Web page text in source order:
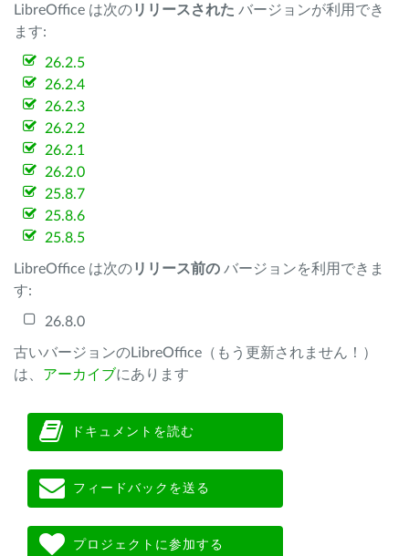
LibreOffice は次のリリースされた バージョンが利用でき
ます:
26.2.5
26.2.4
26.2.3
26.2.2
26.2.1
26.2.0
25.8.7
25.8.6
25.8.5
LibreOffice は次のリリース前の バージョンを利用できま
す:
26.8.0
古いバージョンのLibreOffice（もう更新されません！）
は、 アーカイブにあります
ドキュメントを読む
フィードバックを送る
プロジェクトに参加する